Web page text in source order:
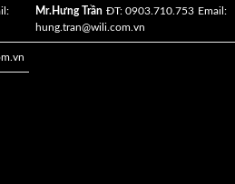
Mr.Hưng Trần ĐT: 0903.710.753 Email:
hung.tran@wili.com.vn